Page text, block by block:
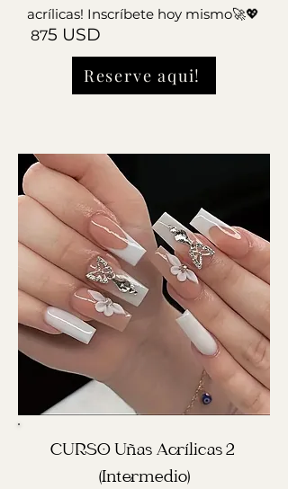
acrílicas! Inscríbete hoy mismo🚀💖
875 USD
Reserve aqui!
CURSO Uñas Acrílicas 2
(Intermedio)